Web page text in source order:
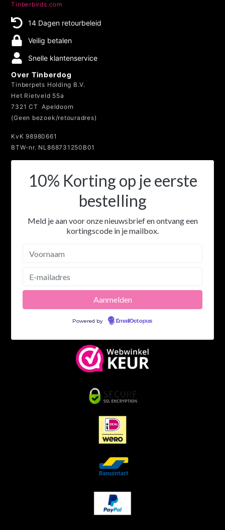
Tinberbirds.com
14 Dagen retourbeleid
Veilig betalen
Snelle klantenservice
Over Tinberdog
Tinberpets Holding B.V.
Het Rietveld 55a
7321 CT Apeldoorn
(Geen bezoek/retouradres)
KvK 98980661
BTW-nr. NL868731250B01
10% Korting op je eerste
bestelling
Meld je aan voor onze nieuwsbrief en ontvang een
kortingscode in je mailbox.
Powered by EmailOctopus